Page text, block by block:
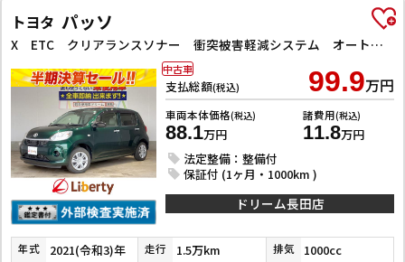
トヨタ パッソ
X ETC クリアランスソナー 衝突被害軽減システム オートマチックハイビーム オートライト スマートキー アイドリングストップ 電動格納ミラー CVT 盗難防止システム 衝突安全ボディ ベンチシート
支払総額(税込) 99.9万円
車両本体価格(税込)
88.1万円
諸費用(税込)
11.8万円
法定整備：整備付
保証付 (1ヶ月・1000km )
中古車
ドリーム長田店
年式 2021(令和3)年 走行 1.5万km 排気 1000cc